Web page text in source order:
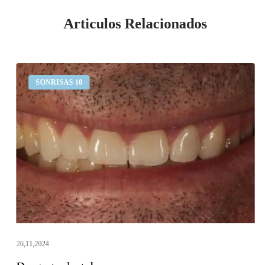
Articulos Relacionados
SONRISAS 10
Desgaste
dental
26,11,2024